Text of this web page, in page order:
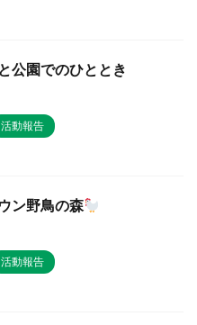
公園でのひととき
活動報告
ン野鳥の森
活動報告